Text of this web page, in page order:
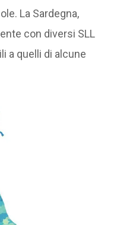
La Sardegna,
con diversi SLL
a quelli di alcune